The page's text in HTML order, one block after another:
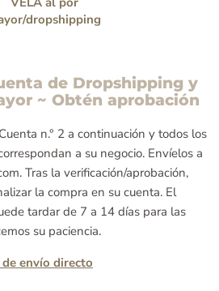
dropshipping
de Dropshipping y
~ Obtén aprobación
n.° 2 a continuación y todos los
a su negocio. Envíelos a
Tras la verificación/aprobación,
la compra en su cuenta. El
tardar de 7 a 14 días para las
su paciencia.
envío directo